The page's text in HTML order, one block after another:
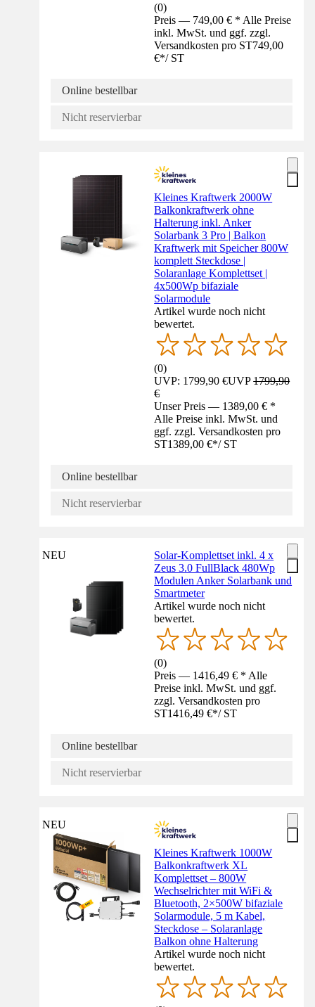
(0)
Preis — 749,00 € * Alle Preise
inkl. MwSt. und ggf. zzgl.
Versandkosten pro ST749,00
€*/ ST
Online bestellbar
Nicht reservierbar
Kleines Kraftwerk 2000W
Balkonkraftwerk ohne
Halterung inkl. Anker
Solarbank 3 Pro | Balkon
Kraftwerk mit Speicher 800W
komplett Steckdose |
Solaranlage Komplettset |
4x500Wp bifaziale
Solarmodule
Artikel wurde noch nicht
bewertet.
(0)
UVP: 1799,90 €UVP1799,90
€
Unser Preis — 1389,00 € *
Alle Preise inkl. MwSt. und
ggf. zzgl. Versandkosten pro
ST1389,00 €*/ ST
Online bestellbar
Nicht reservierbar
NEU
Solar-Komplettset inkl. 4 x
Zeus 3.0 FullBlack 480Wp
Modulen Anker Solarbank und
Smartmeter
Artikel wurde noch nicht
bewertet.
(0)
Preis — 1416,49 € * Alle
Preise inkl. MwSt. und ggf.
zzgl. Versandkosten pro
ST1416,49 €*/ ST
Online bestellbar
Nicht reservierbar
NEU
Kleines Kraftwerk 1000W
Balkonkraftwerk XL
Komplettset – 800W
Wechselrichter mit WiFi &
Bluetooth, 2×500W bifaziale
Solarmodule, 5 m Kabel,
Steckdose – Solaranlage
Balkon ohne Halterung
Artikel wurde noch nicht
bewertet.